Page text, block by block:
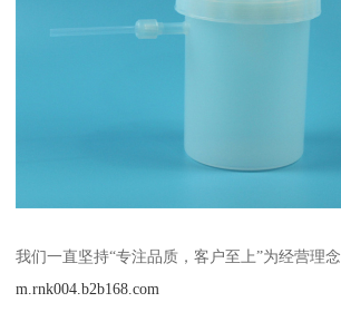
我们一直坚持“专注品质，客户至上”为经营理念
m.rnk004.b2b168.com